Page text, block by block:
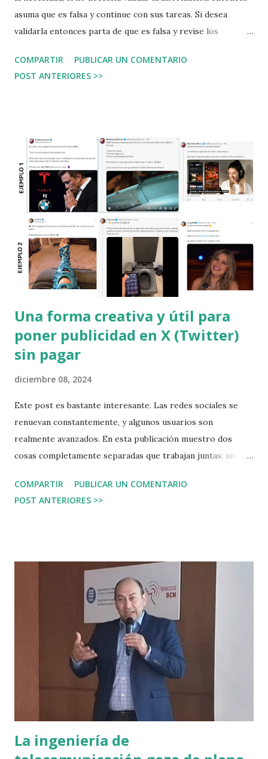
asuma que es falsa y continue con sus tareas. Si desea
validarla entonces parta de que es falsa y revise los
una noticia falsa? Es una noticia que puede cumplir con al
menos uno de las siguientes características: Es inventada.
Por ejemplo: "María golpeó a Juan y se dió a la fuga". La
frase es cierta, pero qué pasaría si Juan ha agredido a
María, y ella ha conseguido golpearle para huír. La frase
inicial es cierta, pero no se cuenta todos los hechos, y
además se intenta dar una idea equivocada de lo que en
realidad ha ocurrido. Usa elementos reales para dar otra
noticia. Muy similar al caso anterior, pero esta vez se usa
un dato fal...
COMPARTIR
PUBLICAR UN COMENTARIO
POST ANTERIORES >>
Una forma creativa y útil para
poner publicidad en X (Twitter)
sin pagar
diciembre 08, 2024
Este post es bastante interesante. Las redes sociales se
renuevan constantemente, y algunos usuarios son
realmente avanzados. En esta publicación muestro dos
cosas completamente separadas que trabajan juntas: un
que consiguen viralidad y sirven para colocar publicidad. Al
final de este post puedes ver dos ejemplos, puedes ir a X y
ocurrir en la red X Al dividir en secciones se obtiene un
gran número de lecturas Entre medias, se coloca publicidad
por la que no se requiere pagar Ejemplo 1: Elon Musk
creando ecosistema para los coches eléctricos En 2014,
Elon «regaló» los secretos de Tesla a BWM. Todo el mundo
pensó que estaba loco. Pero este «acto de caridad» fue en
realidad el movimiento empresarial más despiadado de la
historia corporativa. He aquí por q...
COMPARTIR
PUBLICAR UN COMENTARIO
POST ANTERIORES >>
La ingeniería de